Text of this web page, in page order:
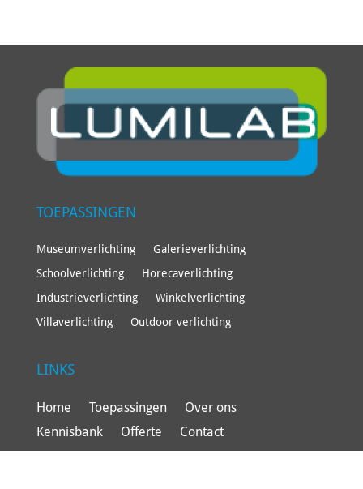
TOEPASSINGEN
Museumverlichting
Galerieverlichting
Schoolverlichting
Horecaverlichting
Industrieverlichting
Winkelverlichting
Villaverlichting
Outdoor verlichting
LINKS
Home Toepassingen
Over ons
Kennisbank
Offerte Contact